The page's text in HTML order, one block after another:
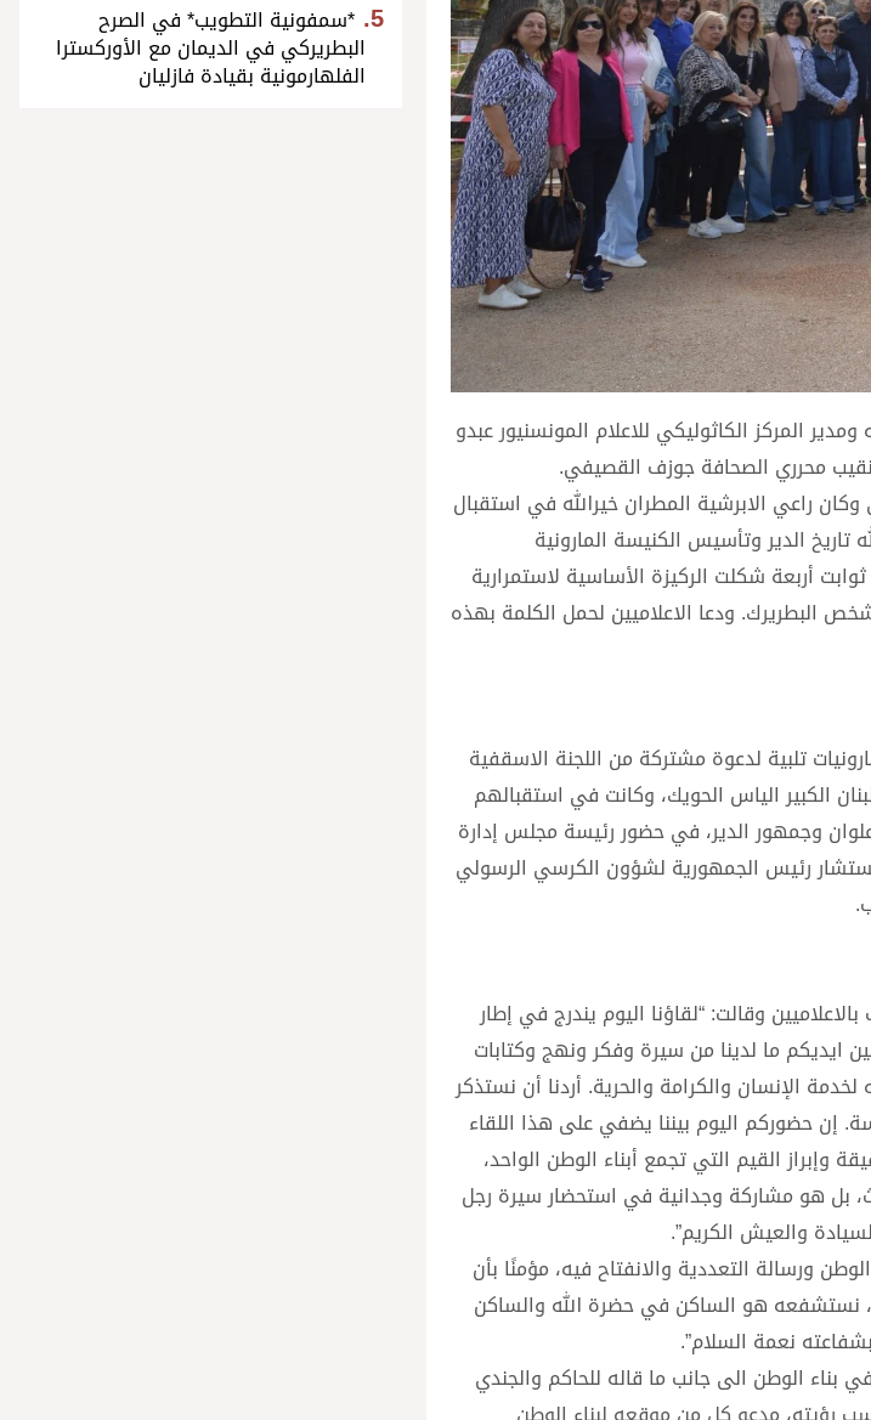
المركز الكاثوليكي للاعلام المونسنيور عبدو
نقيب محرري الصحافة جوزف القصيفي.
وكان راعي الابرشية المطران خيرالله في استقبال
الدير وتأسيس الكنيسة المارونية
أربعة شكلت الركيزة الأساسية لاستمرارية
البطريرك. ودعا الاعلاميين لحمل الكلمة بهذه
تلبية لدعوة مشتركة من اللجنة الاسقفية
الكبير الياس الحويك، وكانت في استقبالهم
وجمهور الدير، في حضور رئيسة مجلس إدارة
مستشار رئيس الجمهورية لشؤون الكرسي الرسولي
وقالت: “لقاؤنا اليوم يندرج في إطار
ايديكم ما لدينا من سيرة وفكر ونهج وكتابات
لخدمة الإنسان والكرامة والحرية. أردنا أن نستذكر
إن حضوركم اليوم بيننا يضفي على هذا اللقاء
القيم التي تجمع أبناء الوطن الواحد،
بل هو مشاركة وجدانية في استحضار سيرة رجل
والعيش الكريم”.
ورسالة التعددية والانفتاح فيه، مؤمنًا بأن
نستشفعه هو الساكن في حضرة الله والساكن
نعمة السلام”.
الوطن الى جانب ما قاله للحاكم والجندي
*سمفونية التطويب* في الصرح
البطريركي في الديمان مع الأوركسترا
الفلهارمونية بقيادة فازليان